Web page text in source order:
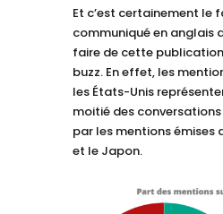
Et c’est certainement le
communiqué en anglais
faire de cette
buzz. En effet, les
les États-Unis
moitié des conversations
par les mentions émises
et le Japon.